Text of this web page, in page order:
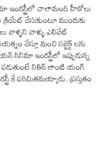
ఇండస్ట్రీలో చాలామంది హీరోలు
చేసుకుంటూ ముందుకు
వాళ్ళని వాళ్ళు ఎలివేట్
చేస్తూ మంచి సబ్జెక్ట్ లను
సినిమా ఇండస్ట్రీలో ఇప్పుడున్న
నితిన్ లాంటి యంగ్
కే పరిమితమయ్యాడు. ప్రస్తుతం